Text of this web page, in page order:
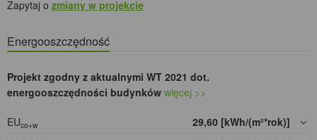
Zapytaj o zmiany w projekcie
Energooszczędność
Projekt zgodny z aktualnymi WT 2021 dot.
energooszczędności budynków więcej >>
EUco+w
29,60 [kWh/(m²*rok)]